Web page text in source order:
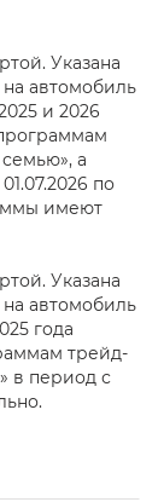
Указана
автомобиль
и 2026
а
по
имеют
Указана
автомобиль
года
трейд-
в период с